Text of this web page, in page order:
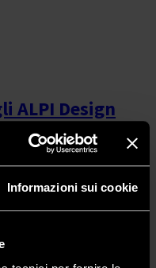
Informazioni sui cookie
ALPI Design
per
alla